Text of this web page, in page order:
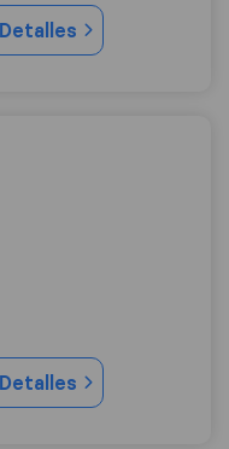
Detalles
Detalles